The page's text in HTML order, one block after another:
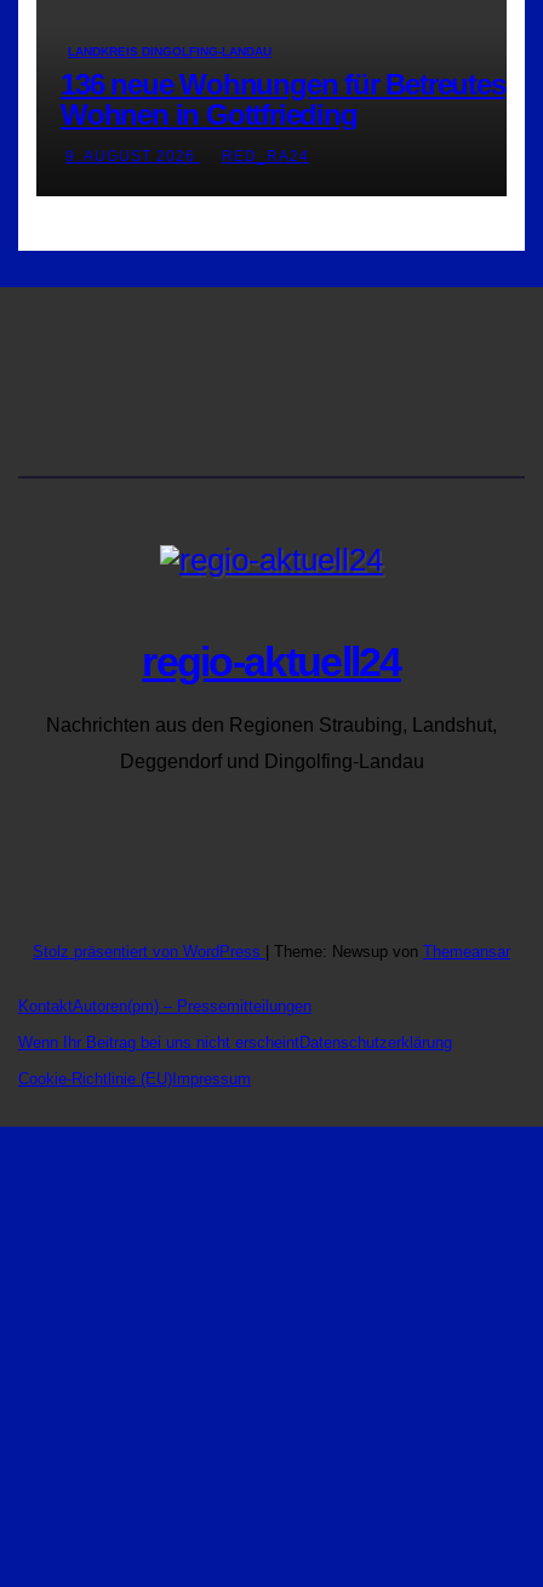
LANDKREIS DINGOLFING-LANDAU
136 neue Wohnungen für Betreutes
Wohnen in Gottfrieding
9. AUGUST 2026 RED_RA24
regio-aktuell24
Nachrichten aus den Regionen Straubing, Landshut,
Deggendorf und Dingolfing-Landau
Stolz präsentiert von WordPress Theme: Newsup von Themeansar
KontaktAutoren(pm) – Pressemitteilungen
Wenn Ihr Beitrag bei uns nicht erscheintDatenschutzerklärung
Cookie-Richtlinie (EU) Impressum